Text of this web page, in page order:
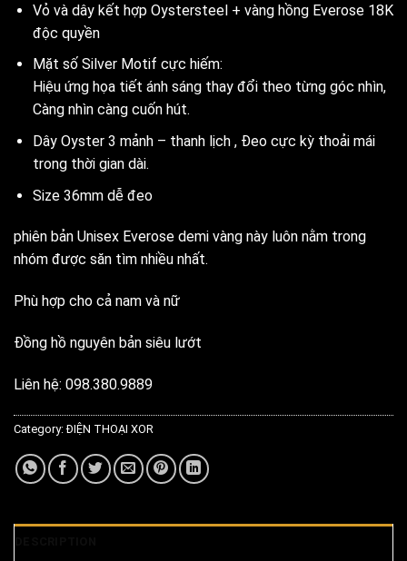
Vỏ và dây kết hợp Oystersteel + vàng hồng Everose 18K
độc quyền
Mặt số Silver Motif cực hiếm:
Hiệu ứng họa tiết ánh sáng thay đổi theo từng góc nhìn,
Càng nhìn càng cuốn hút.
Dây Oyster 3 mảnh – thanh lịch , Đeo cực kỳ thoải mái
trong thời gian dài.
Size 36mm dễ đeo
phiên bản Unisex Everose demi vàng này luôn nằm trong
nhóm được săn tìm nhiều nhất.
Phù hợp cho cả nam và nữ
Đồng hồ nguyên bản siêu lướt
Liên hệ: 098.380.9889
Category:ĐIỆN THOẠI XOR